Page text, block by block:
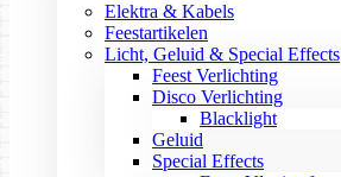
Elektra & Kabels
Feestartikelen
Licht, Geluid & Special Effects
Feest Verlichting
Disco Verlichting
Blacklight
Geluid
Special Effects